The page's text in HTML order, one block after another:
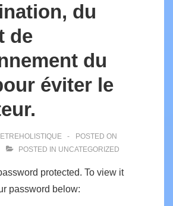
du
de
du
éviter le
POSTED ON
POSTED IN UNCATEGORIZED
protected. To view it
password below: